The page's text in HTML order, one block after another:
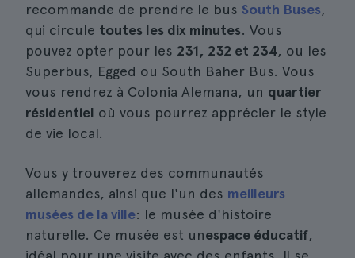
recommande de prendre le bus South Buses,
qui circule toutes les dix minutes. Vous
pouvez opter pour les 231, 232 et 234, ou les
Superbus, Egged ou South Baher Bus. Vous
vous rendrez à Colonia Alemana, un quartier
résidentiel où vous pourrez apprécier le style
de vie local.
Vous y trouverez des communautés
allemandes, ainsi que l'un des meilleurs
musées de la ville: le musée d'histoire
naturelle. Ce musée est unespace éducatif,